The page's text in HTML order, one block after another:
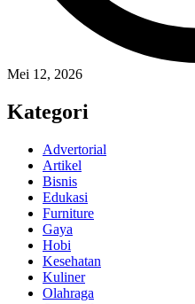
Mei 12, 2026
Kategori
Advertorial
Artikel
Bisnis
Edukasi
Furniture
Gaya
Hobi
Kesehatan
Kuliner
Olahraga